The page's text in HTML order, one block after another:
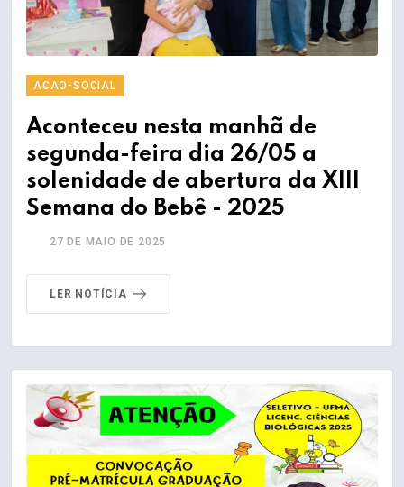
ACAO-SOCIAL
Aconteceu nesta manhã de
segunda-feira dia 26/05 a
solenidade de abertura da XIII
Semana do Bebê - 2025
27 DE MAIO DE 2025
LER NOTÍCIA